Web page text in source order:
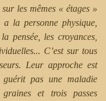
les mêmes « étages »
la personne physique,
pensée, les croyances,
C’est sur tous
Leur approche est
pas une maladie
et trois passes